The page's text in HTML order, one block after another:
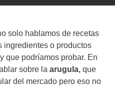
solo hablamos de recetas
ingredientes o productos
que podríamos probar. En
sobre la arugula, que
del mercado pero eso no